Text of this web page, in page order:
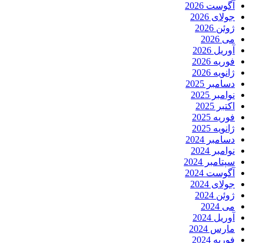
آگوست 2026
جولای 2026
ژوئن 2026
می 2026
آوریل 2026
فوریه 2026
ژانویه 2026
دسامبر 2025
نوامبر 2025
اکتبر 2025
فوریه 2025
ژانویه 2025
دسامبر 2024
نوامبر 2024
سپتامبر 2024
آگوست 2024
جولای 2024
ژوئن 2024
می 2024
آوریل 2024
مارس 2024
فوریه 2024